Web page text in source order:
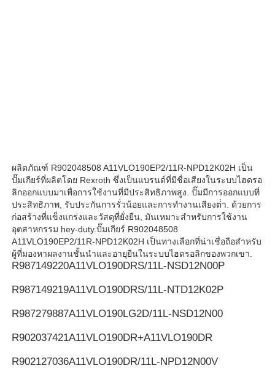
กรณี
ขอใบเสนอราคา
Rexroth ปั๊มไฮดรอลิค
ปั๊มไฮดรอลิกของวิคเกอร์
ผลิตภัณฑ์ R902048508 A11VLO190EP2/11R-NPD12K02H เป็น
ปั๊มเกียร์ที่ผลิตโดย Rexroth ซึ่งเป็นแบรนด์ที่มีชื่อเสียงในระบบไฮดรอ
ลิกออกแบบมาเพื่อการใช้งานที่มีประสิทธิภาพสูง. ปั๊มมีการออกแบบที่
ประสิทธิภาพ, รับประกันการรั่วน้อยและการทํางานเสียงต่ํา. ด้วยการ
ก่อสร้างที่แข็งแกร่งและวัสดุที่ยั่งยืน, มันเหมาะสําหรับการใช้งาน
อุตสาหกรรม hey-duty.ปั๊มเกียร์ R902048508
A11VLO190EP2/11R-NPD12K02H เป็นทางเลือกที่น่าเชื่อถือสําหรับ
ผู้ที่มองหาผลงานชั้นนําและอายุยืนในระบบไฮดรอลิกของพวกเขา.
R987149220A11VLO190DRS/11L-NSD12N00P
R987149219A11VLO190DRS/11L-NTD12K02P
R987279887A11VLO190LG2D/11L-NSD12N00
R902037421A11VLO190DR+A11VLO190DR
R902127036A11VLO190DR/11L-NPD12N00V